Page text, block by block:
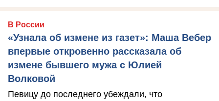
В России
«Узнала об измене из газет»: Маша Вебер
впервые откровенно рассказала об
измене бывшего мужа с Юлией
Волковой
Певицу до последнего убеждали, что